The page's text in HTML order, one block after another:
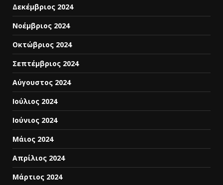
Δεκέμβριος 2024
Νοέμβριος 2024
Οκτώβριος 2024
Σεπτέμβριος 2024
Αύγουστος 2024
Ιούλιος 2024
Ιούνιος 2024
Μάιος 2024
Απρίλιος 2024
Μάρτιος 2024